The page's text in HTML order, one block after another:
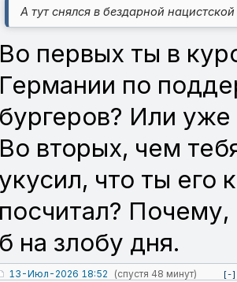
А тут снялся в бездарной
Во первых ты в
Германии по
бургеров? Или
Во вторых, чем
укусил, что ты
посчитал? Почему,
б на злобу дня.
13-Июл-2026 18:52 (спустя 48 минут) [-]